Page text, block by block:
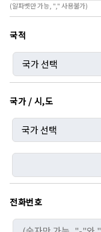
(알파벳만 가능, "," 사용불가)
국적
국가 / 시,도
전화번호